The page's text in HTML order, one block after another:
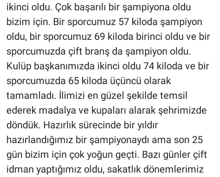
ikinci oldu. Çok başarılı bir şampiyona oldu
bizim için. Bir sporcumuz 57 kiloda şampiyon
oldu, bir sporcumuz 69 kiloda birinci oldu ve bir
sporcumuzda çift branş da şampiyon oldu.
Kulüp başkanımızda ikinci oldu 74 kiloda ve bir
sporcumuzda 65 kiloda üçüncü olarak
tamamladı. İlimizi en güzel şekilde temsil
ederek madalya ve kupaları alarak şehrimizde
döndük. Hazırlık sürecinde bir yıldır
hazırlandığımız bir şampiyonaydı ama son 25
gün bizim için çok yoğun geçti. Bazı günler çift
idman yaptığımız oldu, sakatlık dönemlerimiz